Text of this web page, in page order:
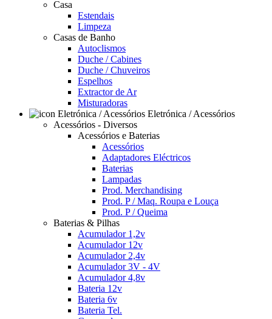
Casa
Estendais
Limpeza
Casas de Banho
Autoclismos
Duche / Cabines
Duche / Chuveiros
Espelhos
Extractor de Ar
Misturadoras
Eletrónica / Acessórios
Acessórios - Diversos
Acessórios e Baterias
Acessórios
Adaptadores Eléctricos
Baterias
Lampadas
Prod. Merchandising
Prod. P / Maq. Roupa e Louça
Prod. P / Queima
Baterias & Pilhas
Acumulador 1,2v
Acumulador 12v
Acumulador 2,4v
Acumulador 3V - 4V
Acumulador 4,8v
Bateria 12v
Bateria 6v
Bateria Tel.